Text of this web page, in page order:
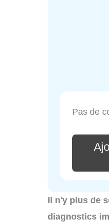
Pas de
Il n'y plus de
diagnostics